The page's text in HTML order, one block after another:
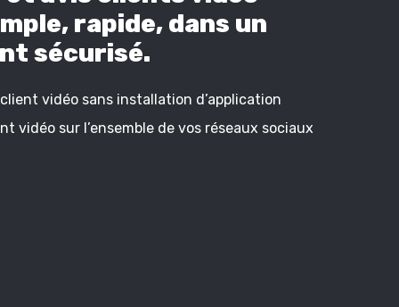
rapide, dans un
sécurisé.
vidéo sans installation d’application
vidéo sur l’ensemble de vos réseaux sociaux